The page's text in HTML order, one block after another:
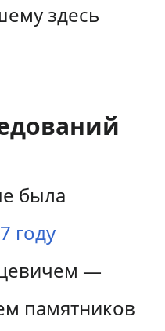
здесь
была
году
—
памятников